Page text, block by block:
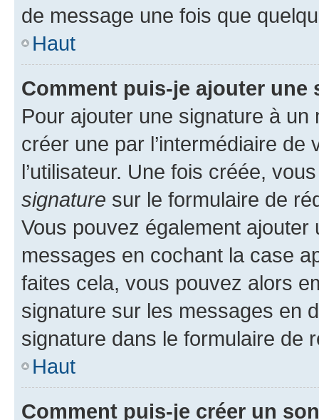
de message une fois que
Haut
Comment puis-je ajouter une
Pour ajouter une signature à un
créer une par l’intermédiaire
l’utilisateur. Une fois créée,
signature sur le formulaire de
Vous pouvez également
messages en cochant la case
faites cela, vous pouvez alors
signature sur les messages en
signature dans le formulaire de
Haut
Comment puis-je créer un